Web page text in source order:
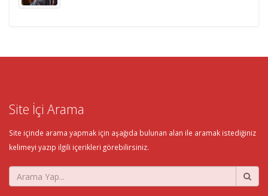
Site İçi Arama
Site içinde arama yapmak için aşağıda bulunan alan ile aramak istediğiniz
kelimeyi yazıp ilgili içerikleri görebilirsiniz.